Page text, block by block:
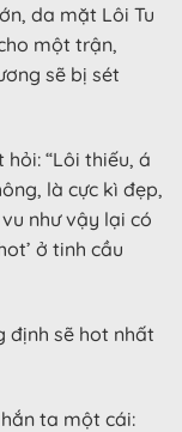
da mặt Lôi Tu
một trận,
sẽ bị sét
“Lôi thiếu, á
là cực kì đẹp,
như vậy lại có
ở tinh cầu
định sẽ hot nhất
ta một cái: